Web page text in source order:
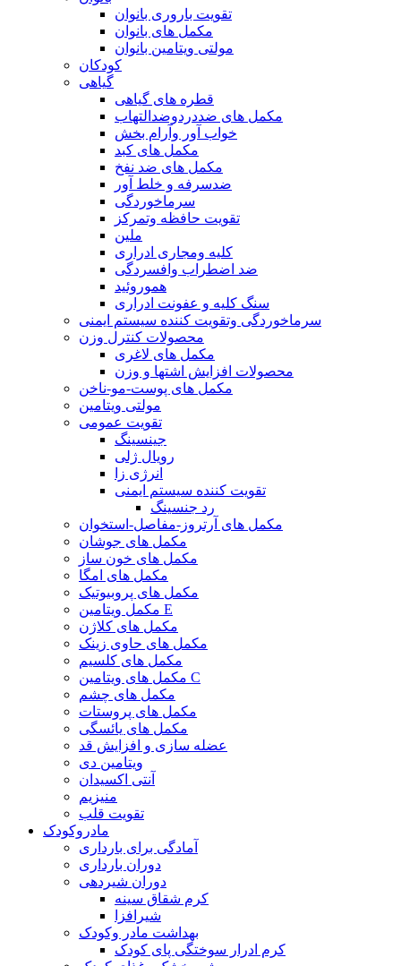
تقویت باروری بانوان
مکمل های بانوان
مولتی ویتامین بانوان
کودکان
گیاهی
قطره های گیاهی
مکمل های ضددردوضدالتهاب
خواب آور وآرام بخش
مکمل های کبد
مکمل های ضد نفخ
ضدسرفه و خلط آور
سرماخوردگی
تقویت حافظه وتمرکز
ملین
کلیه ومجاری ادراری
ضد اضطراب وافسردگی
هموروئید
سنگ کلیه و عفونت ادراری
سرماخوردگی وتقویت کننده سیستم ایمنی
محصولات کنترل وزن
مکمل های لاغری
محصولات افزایش اشتها و وزن
مکمل های پوست-مو-ناخن
مولتی ویتامین
تقویت عمومی
جینسینگ
رویال ژلی
انرژی زا
تقویت کننده سیستم ایمنی
رد جنسینگ
مکمل های آرتروز-مفاصل-استخوان
مکمل های جوشان
مکمل های خون ساز
مکمل های امگا
مکمل های پروبیوتیک
مکمل ویتامین E
مکمل های کلاژن
مکمل های حاوی زینک
مکمل های کلسیم
مکمل های ویتامین C
مکمل های چشم
مکمل های پروستات
مکمل های یائسگی
عضله سازی و افزایش قد
ویتامین دی
آنتی اکسیدان
منیزیم
تقویت قلب
مادروکودک
آمادگی برای بارداری
دوران بارداری
دوران شیردهی
کرم شقاق سینه
شیرافزا
بهداشت مادر وکودک
کرم ادرار سوختگی پای کودک